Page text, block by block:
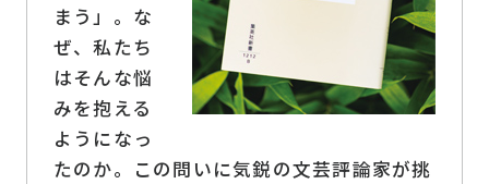
まう」。な
ぜ、私たち
はそんな悩
みを抱える
ようになっ
たのか。この問いに気鋭の文芸評論家が挑